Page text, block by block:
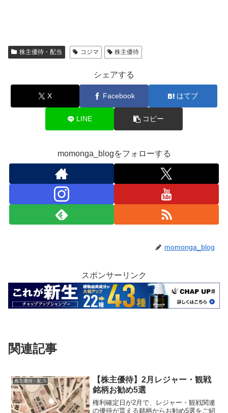
株主優待・配当 コジマ 株主優待
シェアする
X Facebook はてブ
LINE コピー
momonga_blogをフォローする
momonga_blog
スポンサーリンク
関連記事
株主優待・配当
【株主優待】2月レジャー・観戦
銘柄お勧め5選
権利確定日が2月で、レジャー・観戦関連
の優待が貰える銘柄からお勧め5選をご紹